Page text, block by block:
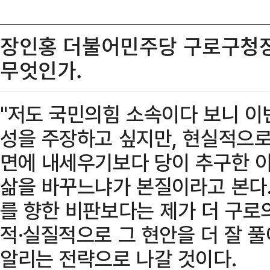
장인홍 더불어민주당 구로구
무엇인가.
"저도 국민의힘 소속이다 보니
성을 주장하고 싶지만, 현실적으
면에 내세우기보다 당이 추구한
삶을 바꾸느냐가 본질이라고 본
를 향한 비판보다는 제가 더 구
적·실질적으로 그 현안을 더 잘
알리는 전략으로 나갈 것이다.